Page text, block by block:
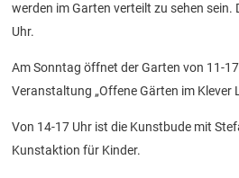
werden im Garten verteilt zu sehen sein.
Uhr.
Am Sonntag öffnet der Garten von 11-
Veranstaltung „Offene Gärten im Klever
Von 14-17 Uhr ist die Kunstbude mit
Kunstaktion für Kinder.